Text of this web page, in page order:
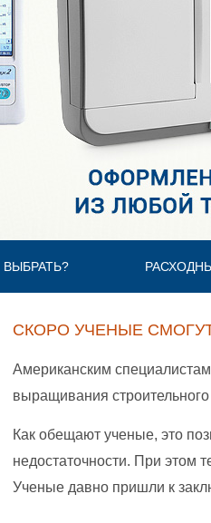
СКОРО УЧЕНЫЕ
Американским
выращивания
Как обещают ученые, это
недостаточности. При этом
Ученые давно пришли к